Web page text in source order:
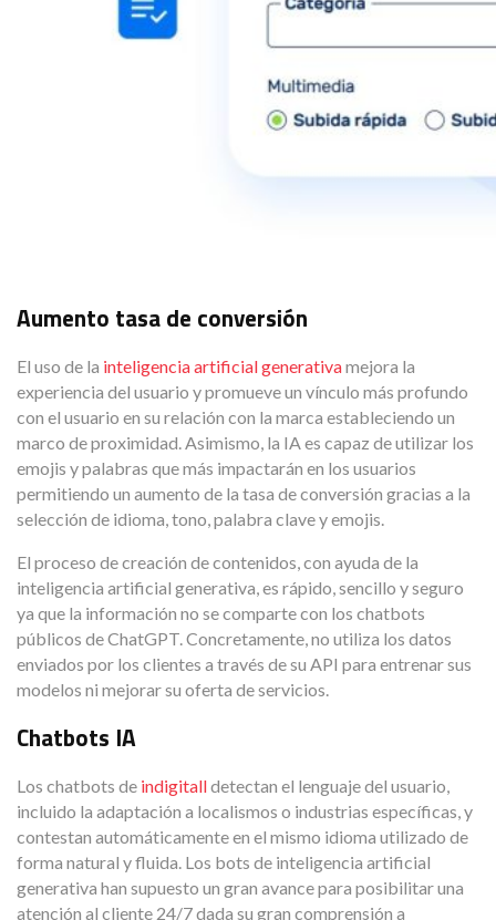
Aumento tasa de conversión
El uso de la inteligencia artificial generativamejora la
experiencia del usuario y promueve un vínculo más profundo
con el usuario en su relación con la marca estableciendo un
marco de proximidad. Asimismo, la IA es capaz de utilizar los
emojis y palabras que más impactarán en los usuarios
permitiendo un aumento de la tasa de conversión gracias a la
selección de idioma, tono, palabra clave y emojis.
El proceso de creación de contenidos, con ayuda de la
inteligencia artificial generativa, es rápido, sencillo y seguro
ya que la información no se comparte con los chatbots
públicos de ChatGPT. Concretamente, no utiliza los datos
enviados por los clientes a través de su API para entrenar sus
modelos ni mejorar su oferta de servicios.
Chatbots IA
Los chatbots de indigitalldetectan el lenguaje del usuario,
incluido la adaptación a localismos o industrias específicas, y
contestan automáticamente en el mismo idioma utilizado de
forma natural y fluida. Los bots de inteligencia artificial
generativa han supuesto un gran avance para posibilitar una
atención al cliente 24/7 dada su gran comprensión a